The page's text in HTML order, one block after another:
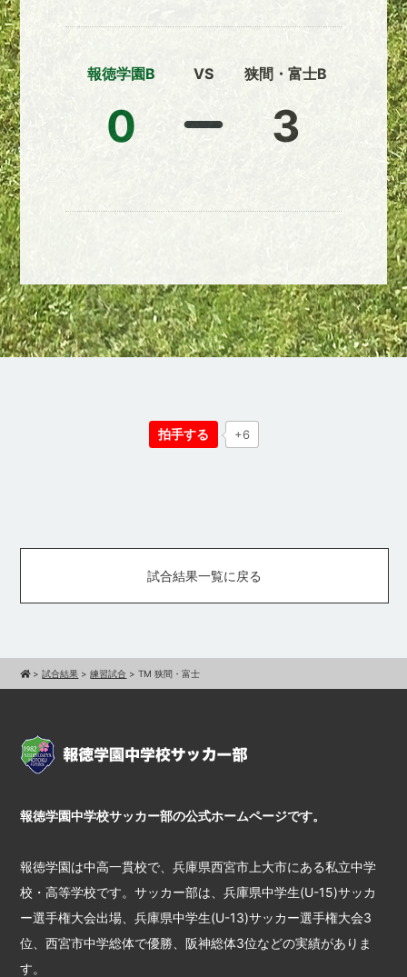
報徳学園B
0
VS 狭間・富士B
3
拍手する +6
試合結果一覧に戻る
>試合結果 >練習試合 >TM 狭間・富士
報徳学園中学校サッカー部の公式ホームページです。
報徳学園は中高一貫校で、兵庫県西宮市上大市にある私立中学
校・高等学校です。サッカー部は、兵庫県中学生(U-15)サッカ
ー選手権大会出場、兵庫県中学生(U-13)サッカー選手権大会3
位、西宮市中学総体で優勝、阪神総体3位などの実績がありま
す。